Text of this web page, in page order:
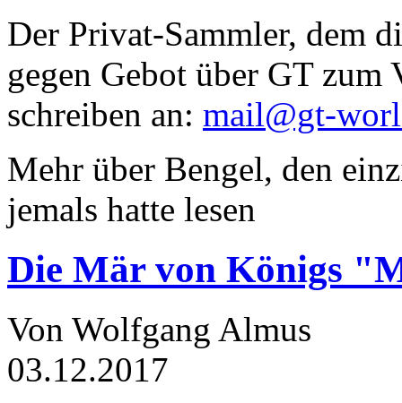
Der Privat-Sammler, dem
gegen Gebot über GT zum
schreiben an: mail@gt-
Mehr über Bengel, den
jemals hatte lesen
Die Mär von Königs
Von Wolfgang Almus
03.12.2017